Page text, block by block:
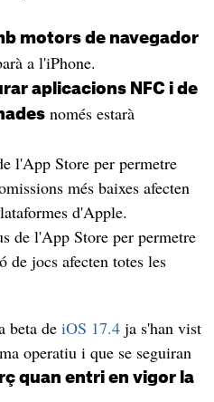
motors de navegador
a l'iPhone.
aplicacions NFC i de
només estarà
l'App Store per permetre
més baixes afecten
d'Apple.
de l'App Store per permetre
de jocs afecten totes les
beta de iOS 17.4ja s'han vist
operatiu i que se seguiran
quan entri en vigor la